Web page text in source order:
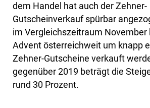
dem Handel hat auch der Zehner-
Gutscheinverkauf spürbar
im Vergleichszeitraum November
Advent österreichweit um knapp
Zehner-Gutscheine verkauft
gegenüber 2019 beträgt die
rund 30 Prozent.